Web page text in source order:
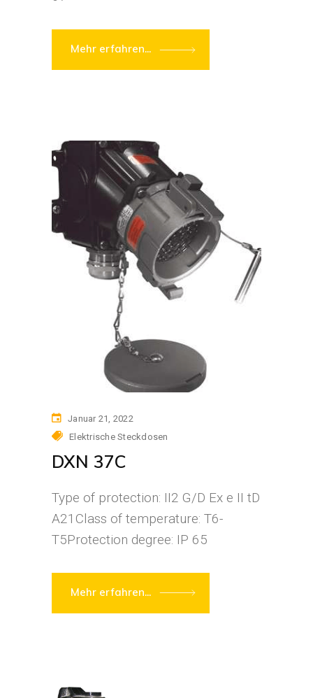
Mehr erfahren...
Januar 21, 2022
Elektrische Steckdosen
DXN 37C
Type of protection: II2 G/D Ex e II tD
A21Class of temperature: T6-
T5Protection degree: IP 65
Mehr erfahren...